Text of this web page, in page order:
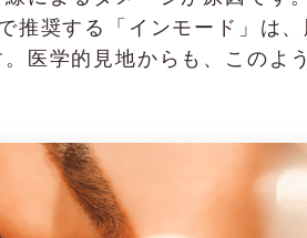
推奨する「インモード」は
医学的見地からも、このよ